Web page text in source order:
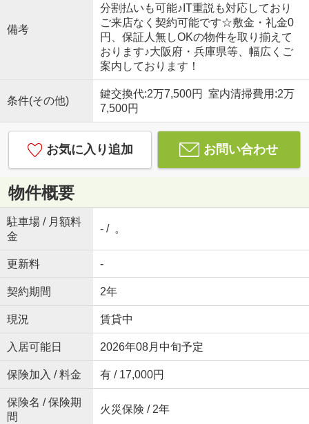
備考
分割払いも可能♪IT重説も対応しており
ご来店なく契約可能です☆敷金・礼金0
円、保証人無しOKの物件を取り揃えて
おります♪大阪府・兵庫県等、幅広くご
案内しております！
条件(その他)
鍵交換代:2万7,500円 室内清掃費用:2万
7,500円
お気に入り追加 お問い合わせ
物件概要
駐車場 / 月額料
金
- / 。
更新料 -
契約期間 2年
現況 賃貸中
入居可能日 2026年08月中旬予定
保険加入 / 料金 有 / 17,000円
保険名 / 保険期
間
火災保険 / 2年